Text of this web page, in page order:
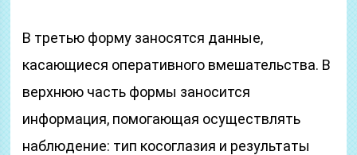
В третью форму заносятся данные,
касающиеся оперативного вмешательства. В
верхнюю часть формы заносится
информация, помогающая осуществлять
наблюдение: тип косоглазия и результаты